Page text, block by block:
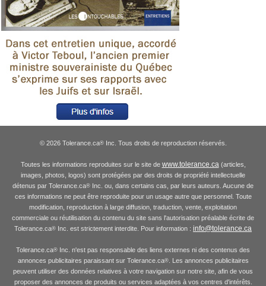
© 2026 Tolerance.ca®Inc. Tous droits de reproduction réservés.
Toutes les informations reproduites sur le site de www.tolerance.ca(articles,
images, photos, logos) sont protégées par des droits de propriété intellectuelle
détenus par Tolerance.ca® Inc. ou, dans certains cas, par leurs auteurs. Aucune de
ces informations ne peut être reproduite pour un usage autre que personnel. Toute
modification, reproduction à large diffusion, traduction, vente, exploitation
commerciale ou réutilisation du contenu du site sans l'autorisation préalable écrite de
Tolerance.ca® Inc. est strictement interdite. Pour information : info@tolerance.ca
Tolerance.ca® Inc. n'est pas responsable des liens externes ni des contenus des
annonces publicitaires paraissant sur Tolerance.ca®. Les annonces publicitaires
peuvent utiliser des données relatives à votre navigation sur notre site, afin de vous
proposer des annonces de produits ou services adaptées à vos centres d'intérêts.